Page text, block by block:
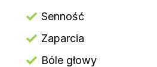
Senność
Zaparcia
Bóle głowy